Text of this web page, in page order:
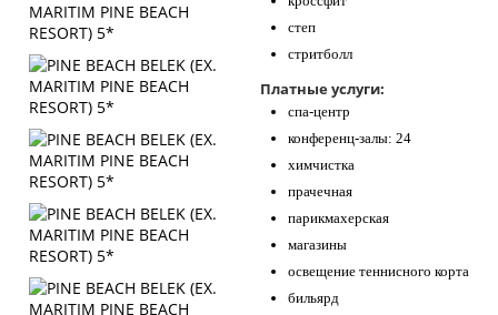
степ
стритболл
Платные услуги:
спа-центр
конференц-залы: 24
химчистка
прачечная
парикмахерская
магазины
освещение теннисного корта
бильярд